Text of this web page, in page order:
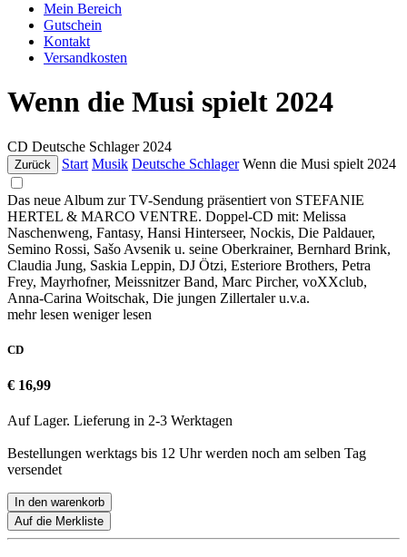
Mein Bereich
Gutschein
Kontakt
Versandkosten
Wenn die Musi spielt 2024
CD Deutsche Schlager 2024
Zurück Start Musik Deutsche Schlager Wenn die Musi spielt 2024
Das neue Album zur TV-Sendung präsentiert von STEFANIE
HERTEL & MARCO VENTRE. Doppel-CD mit: Melissa
Naschenweng, Fantasy, Hansi Hinterseer, Nockis, Die Paldauer,
Semino Rossi, Sašo Avsenik u. seine Oberkrainer, Bernhard Brink,
Claudia Jung, Saskia Leppin, DJ Ötzi, Esteriore Brothers, Petra
Frey, Mayrhofner, Meissnitzer Band, Marc Pircher, voXXclub,
Anna-Carina Woitschak, Die jungen Zillertaler u.v.a.
mehr lesen weniger lesen
CD
€ 16,99
Auf Lager. Lieferung in 2-3 Werktagen
Bestellungen werktags bis 12 Uhr werden noch am selben Tag
versendet
In den warenkorb
Auf die Merkliste